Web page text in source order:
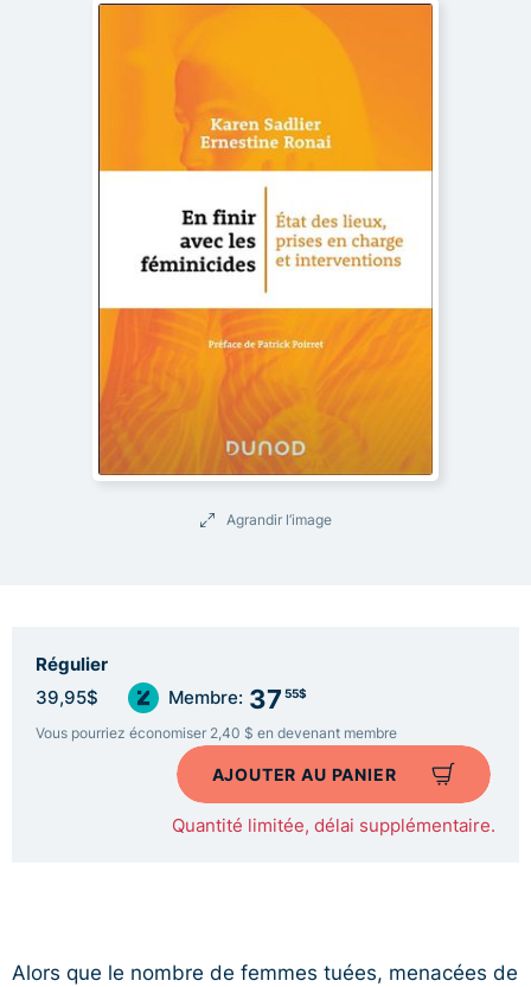
Agrandir l’image
Régulier
39,95$ Membre: 37 55$
Vous pourriez économiser 2,40 $ en devenant membre
AJOUTER AU PANIER
Quantité limitée, délai supplémentaire.
Alors que le nombre de femmes tuées, menacées de